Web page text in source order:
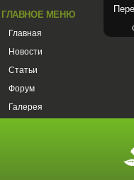
ГЛАВНОЕ МЕНЮ
Главная
Новости
Статьи
Форум
Галерея